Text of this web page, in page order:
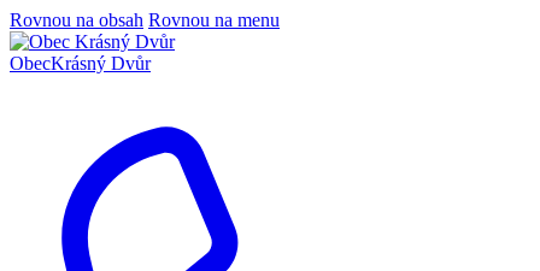
Rovnou na obsah Rovnou na menu
ObecKrásný Dvůr